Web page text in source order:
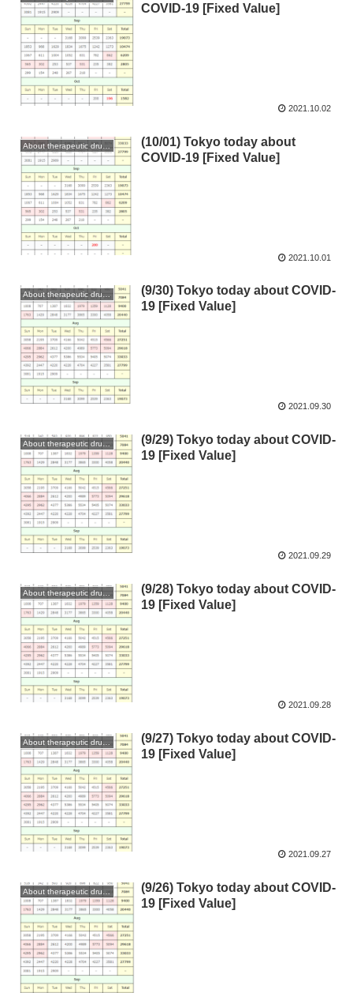
COVID-19 [Fixed Value]
2021.10.02
(10/01) Tokyo today about
COVID-19 [Fixed Value]
2021.10.01
About therapeutic drugs and vaccines
(9/30) Tokyo today about COVID-
19 [Fixed Value]
2021.09.30
About therapeutic drugs and vaccines
(9/29) Tokyo today about COVID-
19 [Fixed Value]
2021.09.29
About therapeutic drugs and vaccines
(9/28) Tokyo today about COVID-
19 [Fixed Value]
2021.09.28
About therapeutic drugs and vaccines
(9/27) Tokyo today about COVID-
19 [Fixed Value]
2021.09.27
About therapeutic drugs and vaccines
(9/26) Tokyo today about COVID-
19 [Fixed Value]